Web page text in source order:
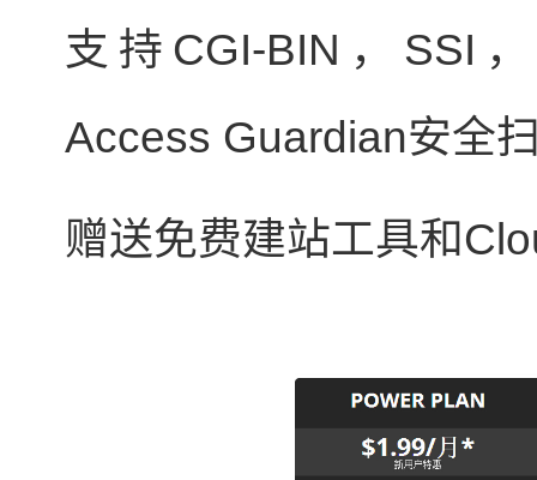
支持CGI-BIN，SSI
Access Guardian安全
赠送免费建站工具和